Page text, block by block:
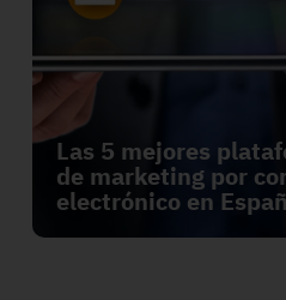
Las 5 mejores
de marketing por
electrónico en